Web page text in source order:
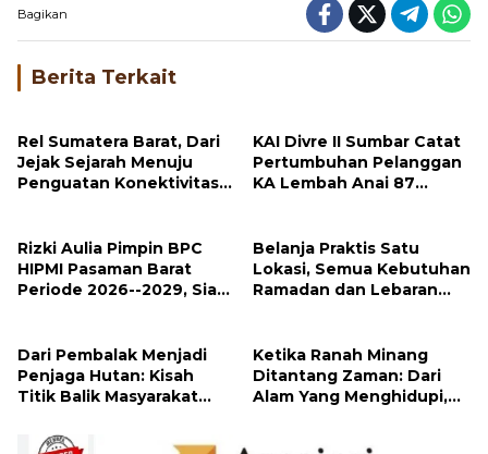
Bagikan
Berita Terkait
Rel Sumatera Barat, Dari
Jejak Sejarah Menuju
Penguatan Konektivitas
KAI Divre II Sumbar Catat
Pertumbuhan Pelanggan
KA Lembah Anai 87
Rizki Aulia Pimpin BPC
HIPMI Pasaman Barat
Periode 2026--2029, Siap
Belanja Praktis Satu
Lokasi, Semua Kebutuhan
Ramadan dan Lebaran
Dari Pembalak Menjadi
Penjaga Hutan: Kisah
Titik Balik Masyarakat
Perhutanan Sosial
Ketika Ranah Minang
Ditantang Zaman: Dari
Alam Yang Menghidupi,